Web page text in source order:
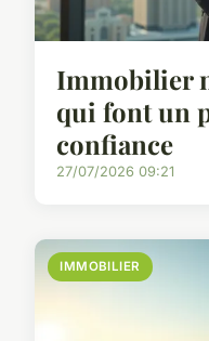
Immobilier
qui font un
confiance
27/07/2026 09:21
IMMOBILIER